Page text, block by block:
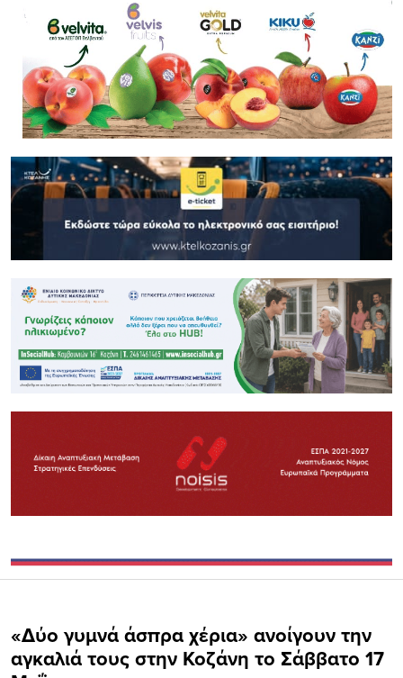
«Δύο γυμνά άσπρα χέρια» ανοίγουν την
αγκαλιά τους στην Κοζάνη το Σάββατο 17